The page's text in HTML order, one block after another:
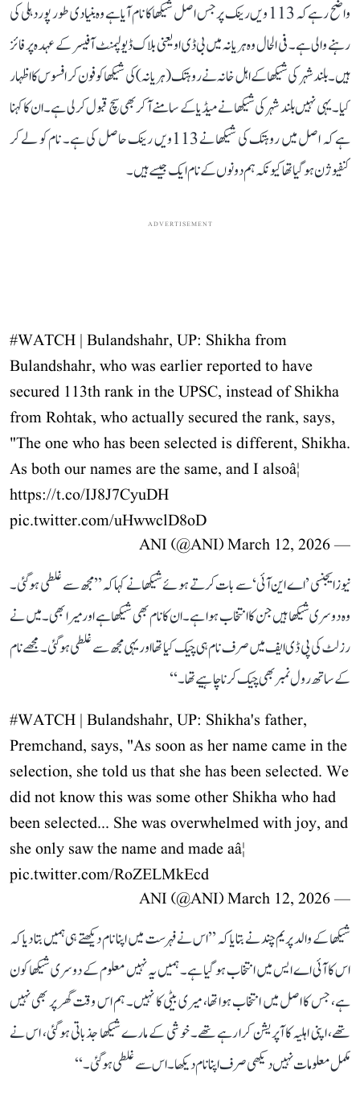
واضح رہے کہ 113 ویں رینک پر جس اصل شیکھا کا نام آیا ہے وہ بنیادی طور پور دہلی کی
رہنے والی ہے۔ فی الحال وہ ہریانہ میں بی ڈی او یعنی بلاک ڈیولپمنٹ آفیسر کے عہدہ پر فائز
ہیں۔ بلند شہر کی شیکھا کے اہل خانہ نے روہتک (ہریانہ) کی شیکھا کو فون کر افسوس کا اظہار
کیا۔ یہی نہیں بلند شہر کی شیکھا نے میڈیا کے سامنے آ کر بھی سچ قبول کر لی ہے۔ ان کا کہنا
ہے کہ اصل میں روہتک کی شیکھا نے 113ویں رینک حاصل کی ہے۔ نام کو لے کر
کنفیوژن ہو گیا تھا کیونکہ ہم دونوں کے نام ایک جیسے ہیں۔
ADVERTISEMENT
#WATCH | Bulandshahr, UP: Shikha from
Bulandshahr, who was earlier reported to have
secured 113th rank in the UPSC, instead of Shikha
from Rohtak, who actually secured the rank, says,
"The one who has been selected is different, Shikha.
As both our names are the same, and I alsoâ¦
https://t.co/IJ8J7CyuDH
pic.twitter.com/uHwwclD8oD
— ANI (@ANI)
March 12, 2026
نیوز ایجنسی ’اے این آئی‘ سے بات کرتے ہوئے شیکھا نے کہا کہ ’’مجھ سے غلطی ہو گئی۔
وہ دوسری شیکھا ہیں جن کا انتخاب ہوا ہے۔ ان کا نام بھی شیکھا ہے اور میرا بھی۔ میں نے
رزلٹ کی پی ڈی ایف میں صرف نام ہی چیک کیا تھا اور یہی مجھ سے غلطی ہو گئی۔ مجھے نام
کے ساتھ رول نمبر بھی چیک کرنا چاہیے تھا۔‘‘
#WATCH | Bulandshahr, UP: Shikha's father,
Premchand, says, "As soon as her name came in the
selection, she told us that she has been selected. We
did not know this was some other Shikha who had
been selected... She was overwhelmed with joy, and
she only saw the name and made aâ¦
pic.twitter.com/RoZELMkEcd
— ANI (@ANI)
March 12, 2026
شیکھا کے والد پریم چند نے بتایا کہ ’’اس نے فہرست میں اپنا نام دیکھتے ہی ہمیں بتا دیا کہ
اس کا آئی اے ایس میں انتخاب ہو گیا ہے۔ ہمیں یہ نہیں معلوم کے دوسری شیکھا کون
ہے، جس کا اصل میں انتخاب ہوا تھا، میری بیٹی کا نہیں۔ ہم اس وقت گھر پر بھی نہیں
تھے، اپنی اہلیہ کا آپریشن کرا رہے تھے۔ خوشی کے مارے شیکھا جذباتی ہو گئی، اس نے
مکمل معلومات نہیں دیکھی صرف اپنا نام دیکھا۔ اس سے غلطی ہو گئی۔‘‘